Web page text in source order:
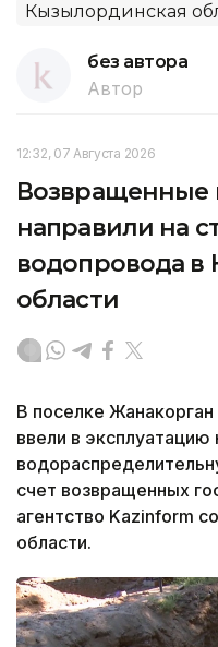
Кызылординская
без автора
Автор
12:32, 07 Августа 2026
Возвращенные
направили на
водопровода
области
В поселке
ввели в эксплуатацию
счет возвращенных
агентство Kazinform
области.